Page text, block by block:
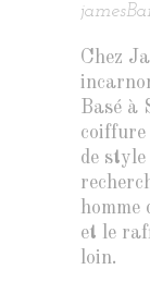
Chez
Basé à
coiffure
de
homme
et le
loin.